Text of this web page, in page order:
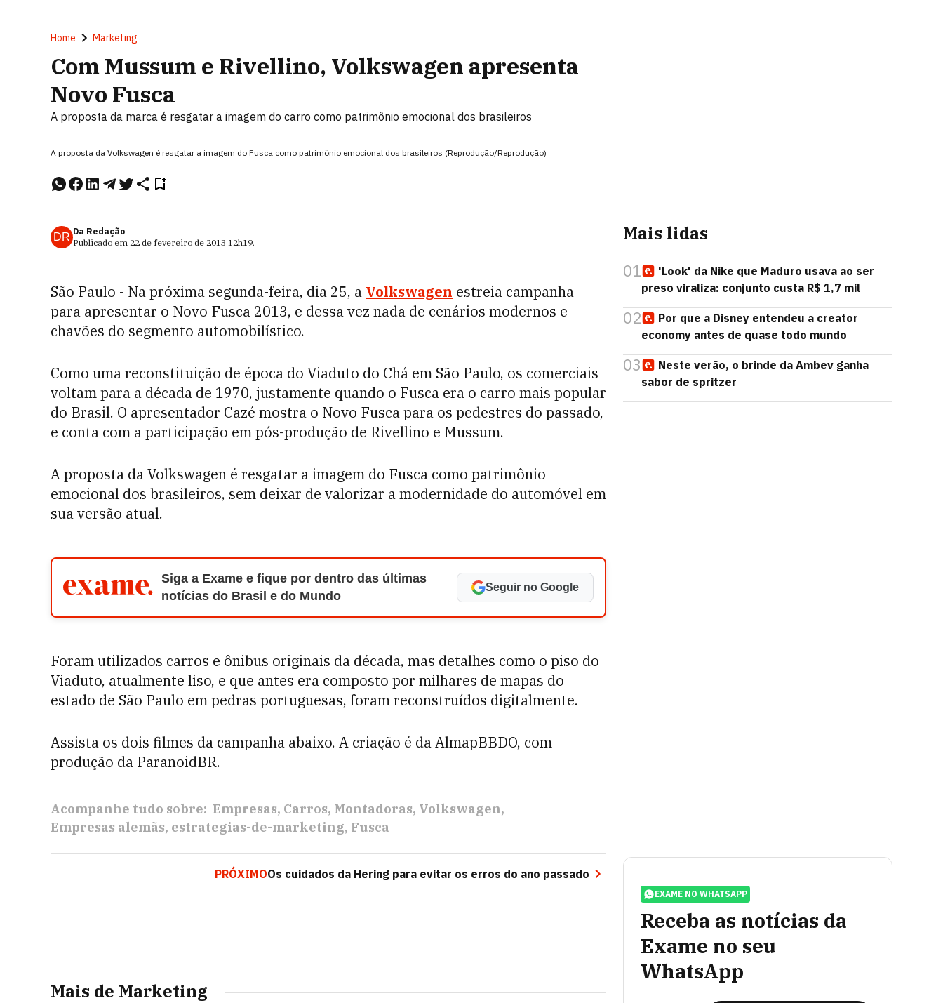
Home Marketing
Com Mussum e Rivellino, Volkswagen apresenta
Novo Fusca
A proposta da marca é resgatar a imagem do carro como patrimônio emocional dos brasileiros
A proposta da Volkswagen é resgatar a imagem do Fusca como patrimônio emocional dos brasileiros (Reprodução/Reprodução)
DR Da Redação
Publicado em 22 de fevereiro de 2013 12h19.
São Paulo - Na próxima segunda-feira, dia 25, a Volkswagen estreia campanha
para apresentar o Novo Fusca 2013, e dessa vez nada de cenários modernos e
chavões do segmento automobilístico.
Como uma reconstituição de época do Viaduto do Chá em São Paulo, os comerciais
voltam para a década de 1970, justamente quando o Fusca era o carro mais popular
do Brasil. O apresentador Cazé mostra o Novo Fusca para os pedestres do passado,
e conta com a participação em pós-produção de Rivellino e Mussum.
A proposta da Volkswagen é resgatar a imagem do Fusca como patrimônio
emocional dos brasileiros, sem deixar de valorizar a modernidade do automóvel em
sua versão atual.
Siga a Exame e fique por dentro das últimas
notícias do Brasil e do Mundo
Seguir no Google
Foram utilizados carros e ônibus originais da década, mas detalhes como o piso do
Viaduto, atualmente liso, e que antes era composto por milhares de mapas do
estado de São Paulo em pedras portuguesas, foram reconstruídos digitalmente.
Assista os dois filmes da campanha abaixo. A criação é da AlmapBBDO, com
produção da ParanoidBR.
Acompanhe tudo sobre: Empresas Carros Montadoras Volkswagen
Empresas alemãs estrategias-de-marketing Fusca
PRÓXIMOOs cuidados da Hering para evitar os erros do ano passado
Mais de Marketing
Mais lidas
01
'Look' da Nike que Maduro usava ao ser
preso viraliza: conjunto custa R$ 1,7 mil
02
Por que a Disney entendeu a creator
economy antes de quase todo mundo
03
Neste verão, o brinde da Ambev ganha
sabor de spritzer
EXAME NO WHATSAPP
Receba as notícias da
Exame no seu
WhatsApp